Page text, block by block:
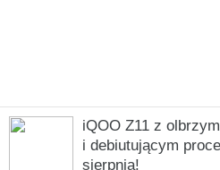
iQOO Z11 z
i debiutującym
sierpnia!